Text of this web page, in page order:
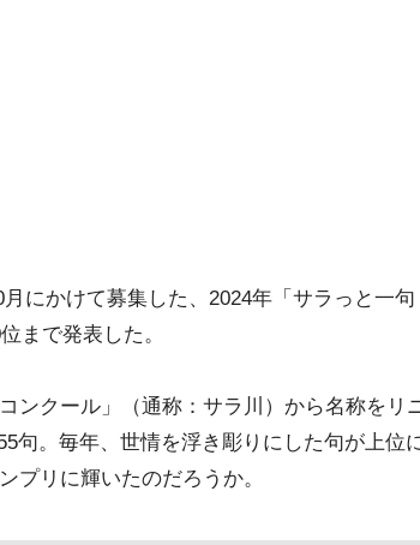
にかけて募集した、2024年「サラっと一句
まで発表した。
コンクール」（通称：サラ川）から名称をリ
句。毎年、世情を浮き彫りにした句が上位
プリに輝いたのだろうか。